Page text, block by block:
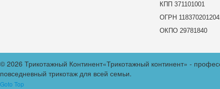
КПП 371101001
ОГРН
ОКПО 29781840
© 2026 Трикотажный Континент«Трикотажный континент» -
повседневный трикотаж для всей семьи.
Goto Top